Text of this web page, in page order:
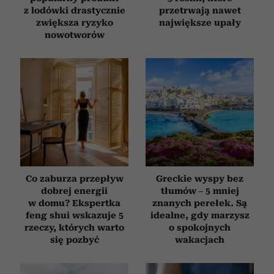
z lodówki drastycznie
zwiększa ryzyko
nowotworów
przetrwają nawet
największe upały
Co zaburza przepływ
dobrej energii
w domu? Ekspertka
feng shui wskazuje 5
rzeczy, których warto
się pozbyć
Greckie wyspy bez
tłumów – 5 mniej
znanych perełek. Są
idealne, gdy marzysz
o spokojnych
wakacjach